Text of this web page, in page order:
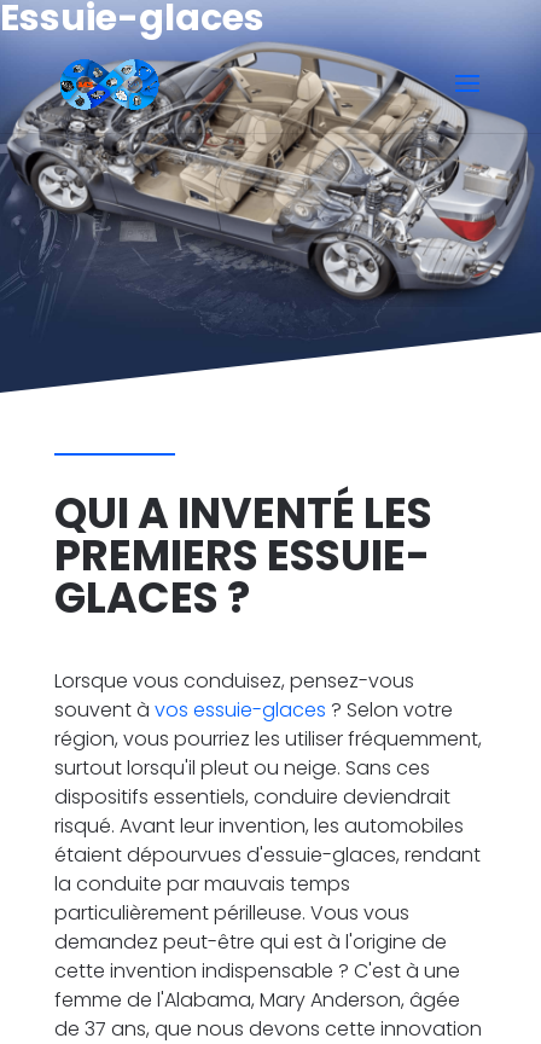
Essuie-glaces
QUI A INVENTÉ LES
PREMIERS ESSUIE-
GLACES ?
Lorsque vous conduisez, pensez-vous
souvent à vos essuie-glaces ? Selon votre
région, vous pourriez les utiliser fréquemment,
surtout lorsqu'il pleut ou neige. Sans ces
dispositifs essentiels, conduire deviendrait
risqué. Avant leur invention, les automobiles
étaient dépourvues d'essuie-glaces, rendant
la conduite par mauvais temps
particulièrement périlleuse. Vous vous
demandez peut-être qui est à l'origine de
cette invention indispensable ? C'est à une
femme de l'Alabama, Mary Anderson, âgée
de 37 ans, que nous devons cette innovation